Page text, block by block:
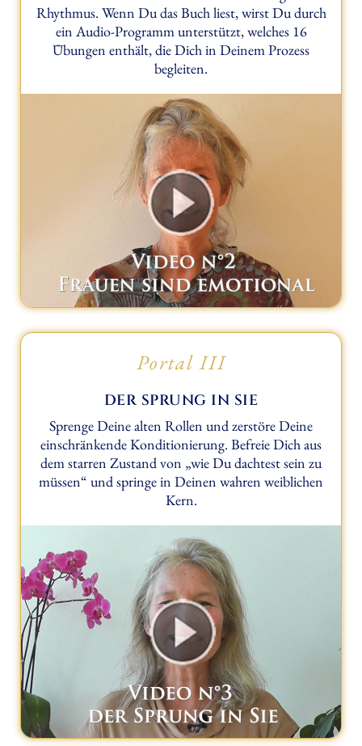
Rhythmus. Wenn Du das Buch liest, wirst Du durch
ein Audio-Programm unterstützt, welches 16
Übungen enthält, die Dich in Deinem Prozess
begleiten.
Portal III
DER SPRUNG IN SIE
Sprenge Deine alten Rollen und zerstöre Deine
einschränkende Konditionierung. Befreie Dich aus
dem starren Zustand von „wie Du dachtest sein zu
müssen“ und springe in Deinen wahren weiblichen
Kern.